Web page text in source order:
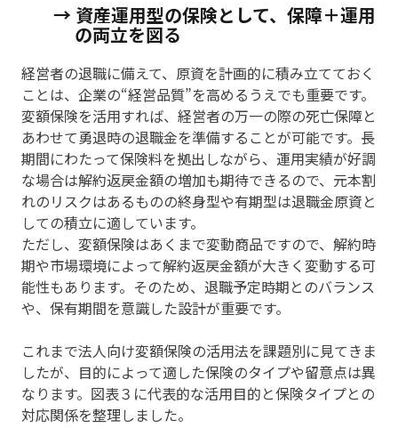
→ 資産運用型の保険として、保障＋運用
の両立を図る
経営者の退職に備えて、原資を計画的に積み立てておく
ことは、企業の“経営品質”を高めるうえでも重要です。
変額保険を活用すれば、経営者の万一の際の死亡保障と
あわせて勇退時の退職金を準備することが可能です。長
期間にわたって保険料を拠出しながら、運用実績が好調
な場合は解約返戻金額の増加も期待できるので、元本割
れのリスクはあるものの終身型や有期型は退職金原資と
しての積立に適しています。
ただし、変額保険はあくまで変動商品ですので、解約時
期や市場環境によって解約返戻金額が大きく変動する可
能性もあります。そのため、退職予定時期とのバランス
や、保有期間を意識した設計が重要です。
これまで法人向け変額保険の活用法を課題別に見てきま
したが、目的によって適した保険のタイプや留意点は異
なります。図表３に代表的な活用目的と保険タイプとの
対応関係を整理しました。